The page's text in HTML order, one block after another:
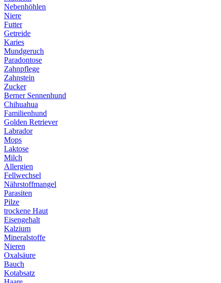
Nebenhöhlen
Niere
Futter
Getreide
Karies
Mundgeruch
Paradontose
Zahnpflege
Zahnstein
Zucker
Berner Sennenhund
Chihuahua
Familienhund
Golden Retriever
Labrador
Mops
Laktose
Milch
Allergien
Fellwechsel
Nährstoffmangel
Parasiten
Pilze
trockene Haut
Eisengehalt
Kalzium
Mineralstoffe
Nieren
Oxalsäure
Bauch
Kotabsatz